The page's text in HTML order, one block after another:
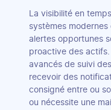
La visibilité en
systèmes
alertes opportunes
proactive des
avancés de suivi
recevoir des
consigné entre ou
ou nécessite une